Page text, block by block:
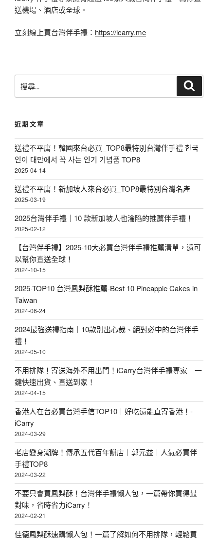
送機場、酒店或全球。
立刻線上買台灣伴手禮： https://icarry.me
尋
字
:
近期文章
送禮不平庸！韓國來台必買_TOP8最特別台灣伴手禮 한국
인이 대만에서 꼭 사는 인기 기념품 TOP8
2025-04-14
送禮不平庸！新加坡人來台必買_TOP8最特別台灣名產
2025-03-19
2025台灣伴手禮｜10 款新加坡人也淪陷的推薦伴手禮！
2025-02-12
【台灣伴手禮】2025-10大必買台灣伴手禮推薦清單，還可
以幫你直送全球！
2024-10-15
2025-TOP10 台灣鳳梨酥推薦-Best 10 Pineapple Cakes in
Taiwan
2024-06-24
2024最強送禮指南｜10款別出心裁、絕對必中的台灣伴手
禮！
2024-05-10
不用排隊！寄送海外不用出門！iCarry台灣伴手禮專家｜一
鍵快速出貨、直送到家！
2024-04-15
香港人在台必買台灣手信TOP10｜好吃還能直寄香港！-
iCarry
2024-03-29
老店變身潮牌！傳承五代百年餅店｜郭元益｜人氣必買伴
手禮TOP8
2024-03-22
不要只會買鳳梨酥！台灣伴手禮懶人包，一篇帶你買得最
對味，省時省力iCarry！
2024-02-21
佳德鳳梨酥速購懶人包！一篇了解如何不用排隊，輕鬆買